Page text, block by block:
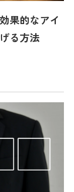
果的なアイ
る方法